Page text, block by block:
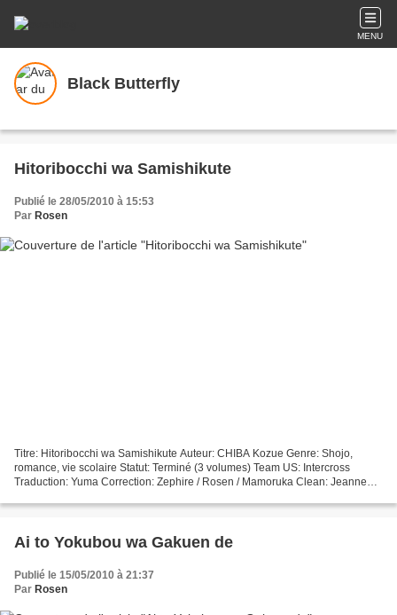
MENU
Black Butterfly
Hitoribocchi wa Samishikute
Publié le 28/05/2010 à 15:53
Par Rosen
Titre: Hitoribocchi wa Samishikute Auteur: CHIBA Kozue Genre: Shojo,
romance, vie scolaire Statut: Terminé (3 volumes) Team US: Intercross
Traduction: Yuma Correction: Zephire / Rosen / Mamoruka Clean: Jeanne
Ai to Yokubou wa Gakuen de
Publié le 15/05/2010 à 21:37
Par Rosen